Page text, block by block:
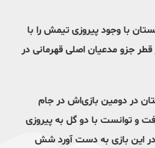
با وجود پیروزی تیمش را با
جزو مدعیان اصلی قهرمانی در
در دومین بازی‌اش در جام
و توانست با دو گل به پیروزی
این بازی به دست آورد شش